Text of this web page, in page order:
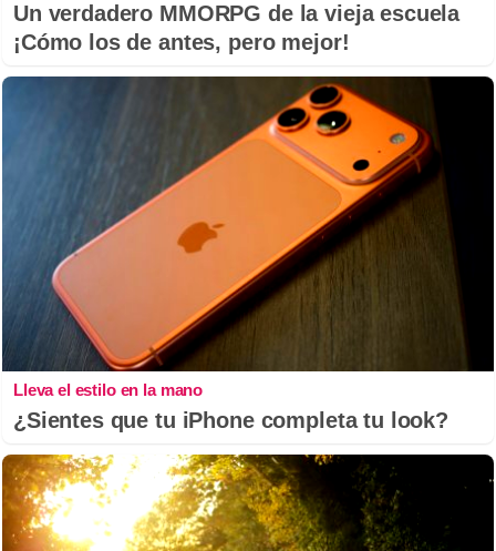
Un verdadero MMORPG de la vieja escuela
¡Cómo los de antes, pero mejor!
Lleva el estilo en la mano
¿Sientes que tu iPhone completa tu look?